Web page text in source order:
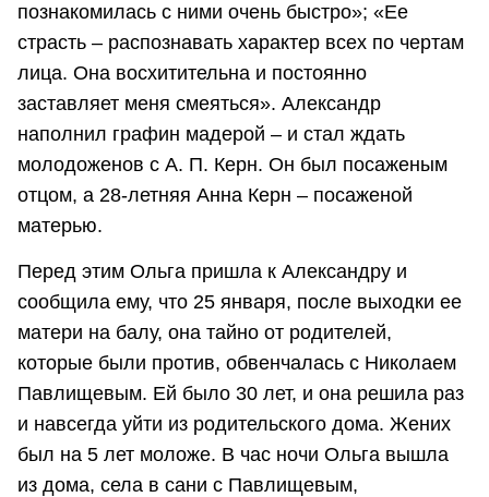
познакомилась с ними очень быстро»; «Ее
страсть – распознавать характер всех по чертам
лица. Она восхитительна и постоянно
заставляет меня смеяться». Александр
наполнил графин мадерой – и стал ждать
молодоженов с А. П. Керн. Он был посаженым
отцом, а 28-летняя Анна Керн – посаженой
матерью.
Перед этим Ольга пришла к Александру и
сообщила ему, что 25 января, после выходки ее
матери на балу, она тайно от родителей,
которые были против, обвенчалась с Николаем
Павлищевым. Ей было 30 лет, и она решила раз
и навсегда уйти из родительского дома. Жених
был на 5 лет моложе. В час ночи Ольга вышла
из дома, села в сани с Павлищевым,